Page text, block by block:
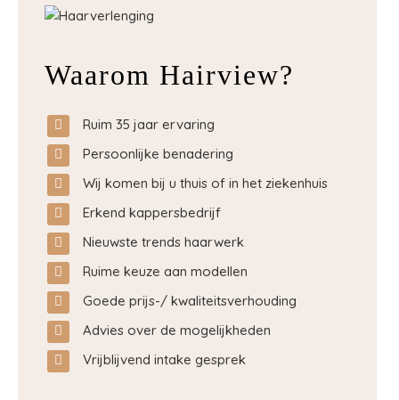
Waarom Hairview?
Ruim 35 jaar ervaring
Persoonlijke benadering
Wij komen bij u thuis of in het ziekenhuis
Erkend kappersbedrijf
Nieuwste trends haarwerk
Ruime keuze aan modellen
Goede prijs-/ kwaliteitsverhouding
Advies over de mogelijkheden
Vrijblijvend intake gesprek